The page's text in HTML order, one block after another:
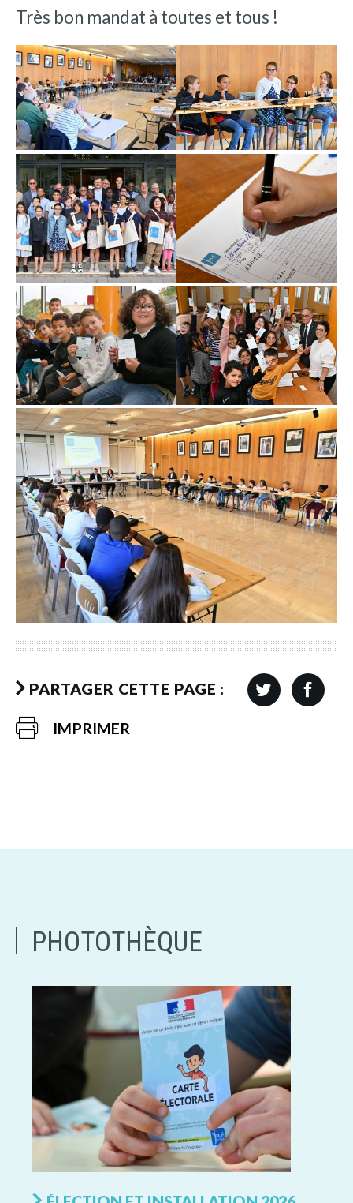
Très bon mandat à toutes et tous !
PARTAGER CETTE PAGE :
IMPRIMER
PHOTOTHÈQUE